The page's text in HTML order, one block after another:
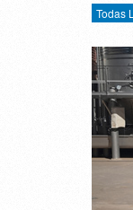
Todas